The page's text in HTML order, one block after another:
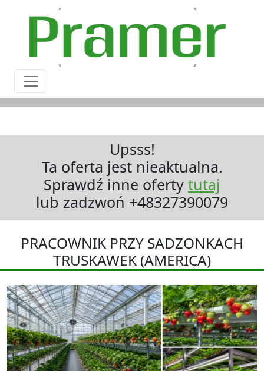
Upsss!
Ta oferta jest nieaktualna.
Sprawdź inne oferty tutaj
lub zadzwoń +48327390079
PRACOWNIK PRZY SADZONKACH
TRUSKAWEK (AMERICA)